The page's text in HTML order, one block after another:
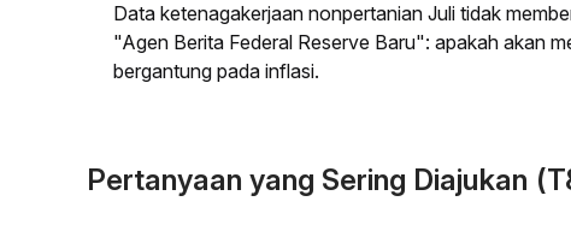
Data ketenagakerjaan nonpertanian Juli tidak
"Agen Berita Federal Reserve Baru": apakah akan
bergantung pada inflasi.
Pertanyaan yang Sering Diajukan